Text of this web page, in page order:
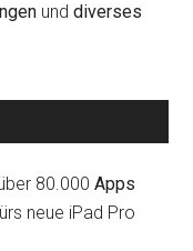
unddiverses
80.000Apps
neue iPad Pro